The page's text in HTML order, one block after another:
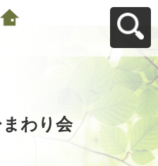
わり会